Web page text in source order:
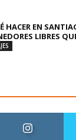
HACER EN
LIBRES